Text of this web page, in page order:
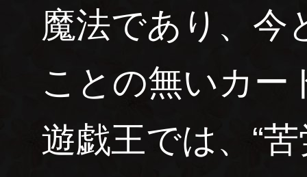
魔法であり、今
ことの無いカー
遊戯王では、“